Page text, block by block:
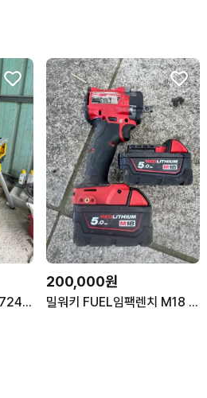
각도절단기 디월트780,724다이 팝니다.
200,000원
밀워키 FUEL임팩렌치 M18 FIW212 배터리2개포함